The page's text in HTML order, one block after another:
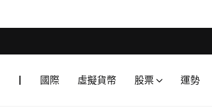
| 國際 虛擬貨幣 股票 運勢